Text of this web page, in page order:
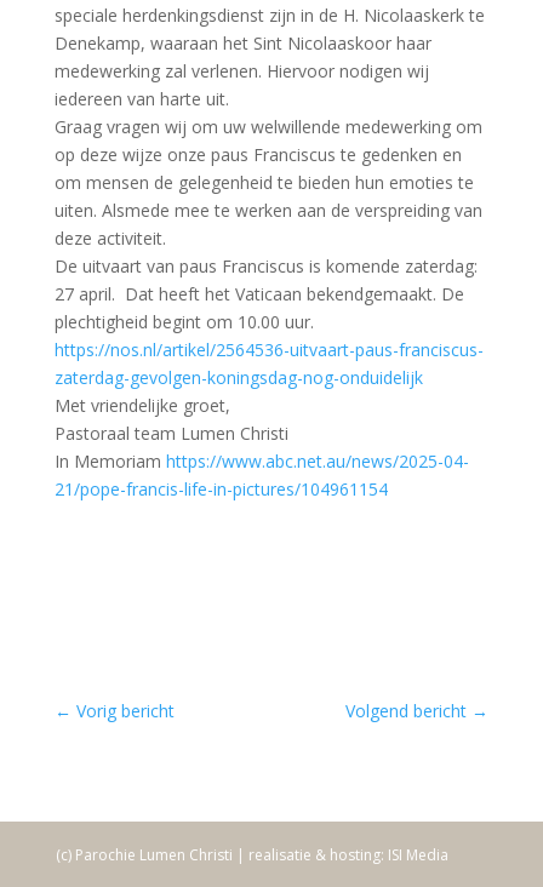
speciale herdenkingsdienst zijn in de H. Nicolaaskerk te
Denekamp, waaraan het Sint Nicolaaskoor haar
medewerking zal verlenen. Hiervoor nodigen wij
iedereen van harte uit.
Graag vragen wij om uw welwillende medewerking om
op deze wijze onze paus Franciscus te gedenken en
om mensen de gelegenheid te bieden hun emoties te
uiten. Alsmede mee te werken aan de verspreiding van
deze activiteit.
De uitvaart van paus Franciscus is komende zaterdag:
27 april. Dat heeft het Vaticaan bekendgemaakt. De
plechtigheid begint om 10.00 uur.
https://nos.nl/artikel/2564536-uitvaart-paus-franciscus-
zaterdag-gevolgen-koningsdag-nog-onduidelijk
Met vriendelijke groet,
Pastoraal team Lumen Christi
In Memoriam https://www.abc.net.au/news/2025-04-
21/pope-francis-life-in-pictures/104961154
← Vorig bericht Volgend bericht →
(c) Parochie Lumen Christi | realisatie & hosting: ISI Media